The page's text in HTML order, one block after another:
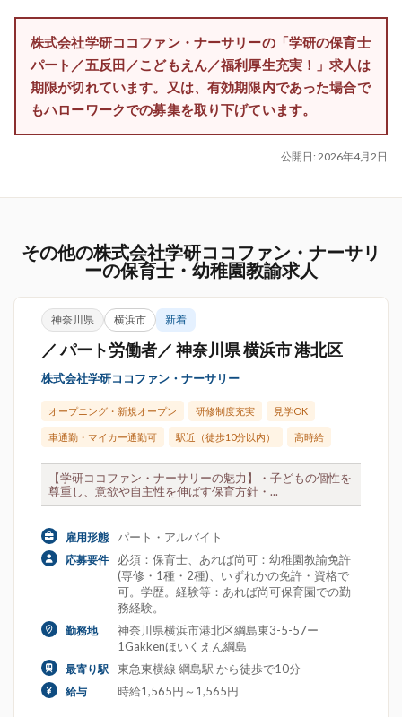
株式会社学研ココファン・ナーサリーの「学研の保育士
パート／五反田／こどもえん／福利厚生充実！」求人は
期限が切れています。又は、有効期限内であった場合で
もハローワークでの募集を取り下げています。
公開日: 2026年4月2日
その他の株式会社学研ココファン・ナーサリ
ーの保育士・幼稚園教諭求人
神奈川県 横浜市 新着
／ パート労働者／ 神奈川県 横浜市 港北区
株式会社学研ココファン・ナーサリー
オープニング・新規オープン 研修制度充実 見学OK
車通勤・マイカー通勤可 駅近（徒歩10分以内） 高時給
【学研ココファン・ナーサリーの魅力】・子どもの個性を
尊重し、意欲や自主性を伸ばす保育方針・...
雇用形態 パート・アルバイト
応募要件
必須：保育士、あれば尚可：幼稚園教諭免許
(専修・1種・2種)、いずれかの免許・資格で
可。学歴。経験等：あれば尚可保育園での勤
務経験。
勤務地
神奈川県横浜市港北区綱島東3-5-57ー
1Gakkenほいくえん綱島
最寄り駅 東急東横線 綱島駅 から徒歩で10分
給与 時給1,565円～1,565円